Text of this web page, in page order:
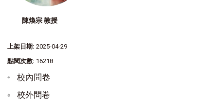
陳煥宗 教授
上架日期: 2025-04-29
點閱次數: 16218
校內問卷
校外問卷